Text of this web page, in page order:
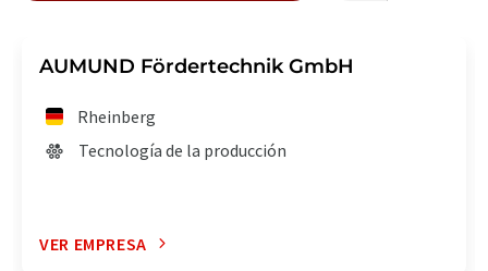
AUMUND Fördertechnik GmbH
Rheinberg
Tecnología de la producción
VER EMPRESA